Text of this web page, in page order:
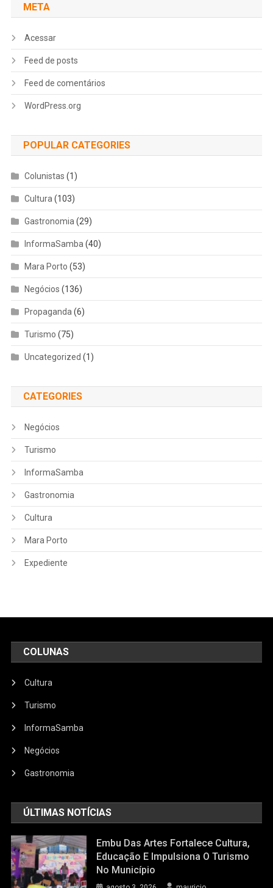
META
Acessar
Feed de posts
Feed de comentários
WordPress.org
POPULAR CATEGORIES
Colunistas (1)
Cultura (103)
Gastronomia (29)
InformaSamba (40)
Mara Porto (53)
Negócios (136)
Propaganda (6)
Turismo (75)
Uncategorized (1)
CATEGORIES
Negócios
Turismo
InformaSamba
Gastronomia
Cultura
Mara Porto
Expediente
COLUNAS
Cultura
Turismo
InformaSamba
Negócios
Gastronomia
ÚLTIMAS NOTÍCIAS
Embu Das Artes Fortalece Cultura,
Educação E Impulsiona O Turismo
No Município